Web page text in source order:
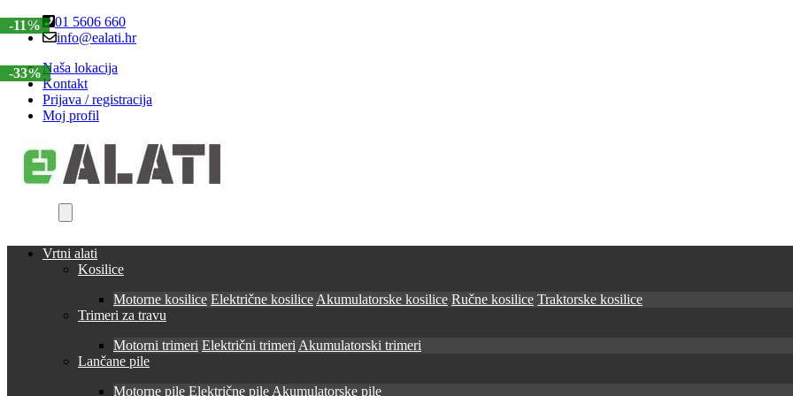
Skip
to
Skip
to
01 5606 660
info@ealati.hr
Naša lokacija
Kontakt
Prijava / registracija
Moj profil
Vrtni alati
Kosilice
Motorne kosilice Električne kosilice Akumulatorske kosilice Ručne kosilice Traktorske kosilice
Trimeri za travu
Motorni trimeri Električni trimeri Akumulatorski trimeri
Lančane pile
Motorne pile Električne pile Akumulatorske pile
-11%
-33%